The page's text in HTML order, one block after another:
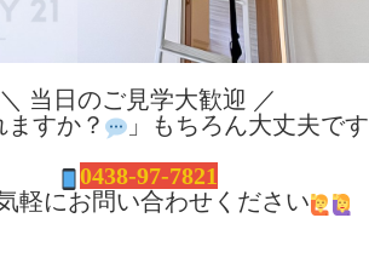
＼ 当日のご見学大歓迎 ／
すか？
」もちろん大丈夫です
0438-97-7821
軽にお問い合わせください